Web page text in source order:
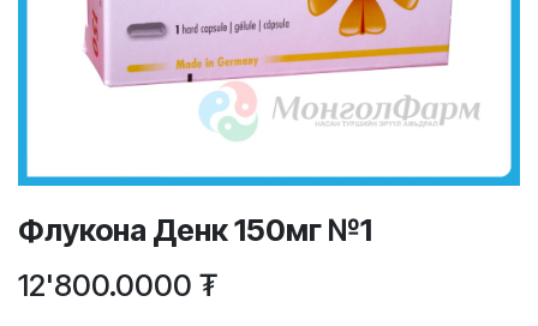
Флукона Денк 150мг №1
12'800.0000 ₮